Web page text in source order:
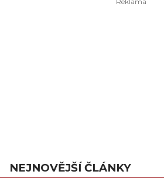
NEJNOVĚJŠÍ ČLÁNKY